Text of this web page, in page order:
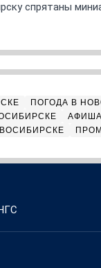
спрятаны
ПОГОДА В